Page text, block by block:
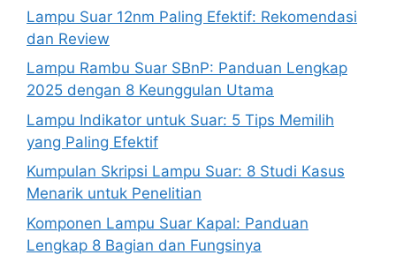
Lampu Suar 12nm Paling Efektif: Rekomendasi
dan Review
Lampu Rambu Suar SBnP: Panduan Lengkap
2025 dengan 8 Keunggulan Utama
Lampu Indikator untuk Suar: 5 Tips Memilih
yang Paling Efektif
Kumpulan Skripsi Lampu Suar: 8 Studi Kasus
Menarik untuk Penelitian
Komponen Lampu Suar Kapal: Panduan
Lengkap 8 Bagian dan Fungsinya